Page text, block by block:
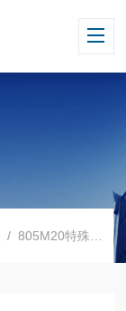
/ 805M20特殊钢板